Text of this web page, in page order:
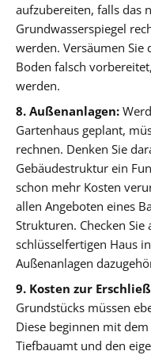
aufzubereiten, falls das
Grundwasserspiegel
werden. Versäumen
Boden falsch
werden.
8. Außenanlagen:
Gartenhaus geplant,
rechnen. Denken Sie
Gebäudestruktur ein
schon mehr Kosten
allen Angeboten eines
Strukturen. Checken Sie
schlüsselfertigen Haus
Außenanlagen
9. Kosten zur
Grundstücks müssen
Diese beginnen mit
Tiefbauamt und den